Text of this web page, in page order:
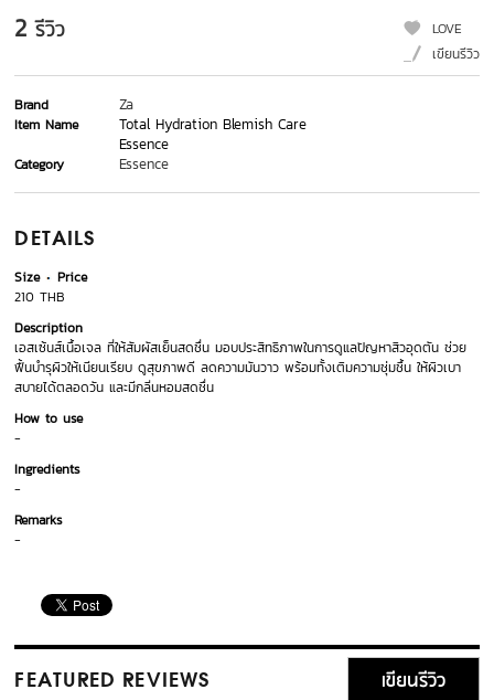
2 รีวิว
LOVE
เขียนรีวิว
Brand Za
Item Name
Total Hydration Blemish Care
Essence
Category Essence
DETAILS
Size
Price
210 THB
Description
เอสเซ้นส์เนื้อเจล ที่ให้สัมผัสเย็นสดชื่น มอบประสิทธิภาพในการดูแลปัญหาสิวอุดตัน ช่วย
ฟื้นบำรุผิวให้เนียนเรียบ ดูสุขภาพดี ลดความมันวาว พร้อมทั้งเติมความชุ่มชื้น ให้ผิวเบา
สบายได้ตลอดวัน และมีกลิ่นหอมสดชื่น
How to use
-
Ingredients
-
Remarks
-
FEATURED REVIEWS เขียนรีวิว